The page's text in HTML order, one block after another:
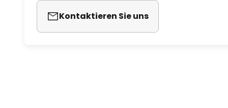
Kontaktieren Sie uns